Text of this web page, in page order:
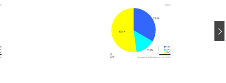
昇降 強化ナイロン樹脂ベース 通気性メッシュ 在宅ワーク H-WY01